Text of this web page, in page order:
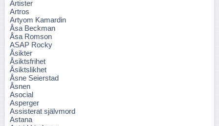
Artister
Artros
Artyom Kamardin
Åsa Beckman
Åsa Romson
ASAP Rocky
Åsikter
Åsiktsfrihet
Åsiktslikhet
Åsne Seierstad
Åsnen
Asocial
Asperger
Assisterat självmord
Astana